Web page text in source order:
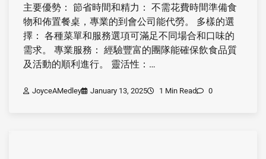
主要優勢： 節省時間和精力： 不需花費時間準備食
物和佈置餐桌，專業的到會公司能代勞。 多樣的選
擇： 各種菜單和服務選項可滿足不同場合和口味的
需求。 專業服務： 經驗豐富的團隊能確保飲食品質
及活動的順利進行。 靈活性：…
JoyceAMedley January 13, 2025 1 Min Read 0